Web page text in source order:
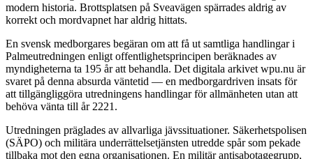
modern historia. Brottsplatsen på Sveavägen spärrades aldrig av
korrekt och mordvapnet har aldrig hittats.
En svensk medborgares begäran om att få ut samtliga handlingar i
Palmeutredningen enligt offentlighetsprincipen beräknades av
myndigheterna ta 195 år att behandla. Det digitala arkivet wpu.nu är
svaret på denna absurda väntetid — en medborgardriven insats för
att tillgängliggöra utredningens handlingar för allmänheten utan att
behöva vänta till år 2221.
Utredningen präglades av allvarliga jävssituationer. Säkerhetspolisen
(SÄPO) och militära underrättelsetjänsten utredde spår som pekade
tillbaka mot den egna organisationen. En militär antisabotagegrupp,